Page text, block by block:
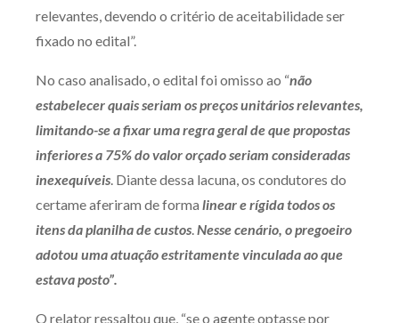
relevantes, devendo o critério de aceitabilidade ser
fixado no edital”.
No caso analisado, o edital foi omisso ao “não
estabelecer quais seriam os preços unitários relevantes,
limitando-se a fixar uma regra geral de que propostas
inferiores a 75% do valor orçado seriam consideradas
inexequíveis . Diante dessa lacuna, os condutores do
certame aferiram de forma linear e rígida todos os
itens da planilha de custos Nesse cenário, o pregoeiro
adotou uma atuação estritamente vinculada ao que
estava posto”.
O relator ressaltou que, “se o agente optasse por